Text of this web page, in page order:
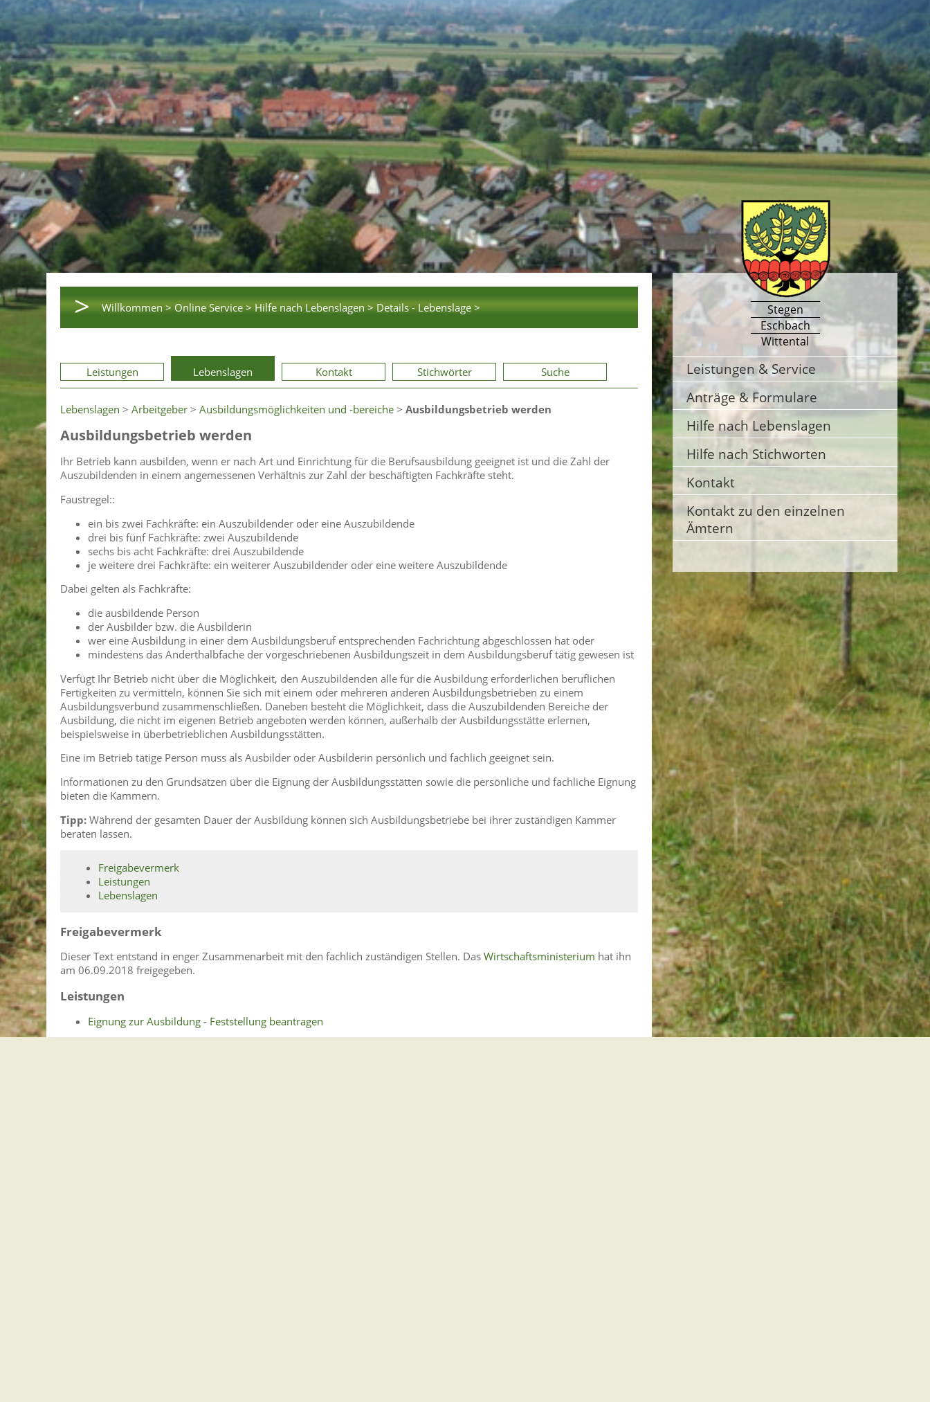
> Willkommen > Online Service > Hilfe nach Lebenslagen > Details - Lebenslage >
Leistungen Lebenslagen Kontakt Stichwörter Suche
Lebenslagen > Arbeitgeber > Ausbildungsmöglichkeiten und -bereiche > Ausbildungsbetrieb werden
Ausbildungsbetrieb werden
Ihr Betrieb kann ausbilden, wenn er nach Art und Einrichtung für die Berufsausbildung geeignet ist und die Zahl der
Auszubildenden in einem angemessenen Verhältnis zur Zahl der beschäftigten Fachkräfte steht.
Faustregel::
ein bis zwei Fachkräfte: ein Auszubildender oder eine Auszubildende
drei bis fünf Fachkräfte: zwei Auszubildende
sechs bis acht Fachkräfte: drei Auszubildende
je weitere drei Fachkräfte: ein weiterer Auszubildender oder eine weitere Auszubildende
Dabei gelten als Fachkräfte:
die ausbildende Person
der Ausbilder bzw. die Ausbilderin
wer eine Ausbildung in einer dem Ausbildungsberuf entsprechenden Fachrichtung abgeschlossen hat oder
mindestens das Anderthalbfache der vorgeschriebenen Ausbildungszeit in dem Ausbildungsberuf tätig gewesen ist
Verfügt Ihr Betrieb nicht über die Möglichkeit, den Auszubildenden alle für die Ausbildung erforderlichen beruflichen
Fertigkeiten zu vermitteln, können Sie sich mit einem oder mehreren anderen Ausbildungsbetrieben zu einem
Ausbildungsverbund zusammenschließen. Daneben besteht die Möglichkeit, dass die Auszubildenden Bereiche der
Ausbildung, die nicht im eigenen Betrieb angeboten werden können, außerhalb der Ausbildungsstätte erlernen,
beispielsweise in überbetrieblichen Ausbildungsstätten.
Eine im Betrieb tätige Person muss als Ausbilder oder Ausbilderin persönlich und fachlich geeignet sein.
Informationen zu den Grundsätzen über die Eignung der Ausbildungsstätten sowie die persönliche und fachliche Eignung
bieten die Kammern.
Tipp: Während der gesamten Dauer der Ausbildung können sich Ausbildungsbetriebe bei ihrer zuständigen Kammer
beraten lassen.
Freigabevermerk
Leistungen
Lebenslagen
Freigabevermerk
Dieser Text entstand in enger Zusammenarbeit mit den fachlich zuständigen Stellen. Das Wirtschaftsministerium hat ihn
am 06.09.2018 freigegeben.
Leistungen
Eignung zur Ausbildung - Feststellung beantragen
Stegen
Eschbach
Wittental
Leistungen & Service
Anträge & Formulare
Hilfe nach Lebenslagen
Hilfe nach Stichworten
Kontakt
Kontakt zu den einzelnen
Ämtern